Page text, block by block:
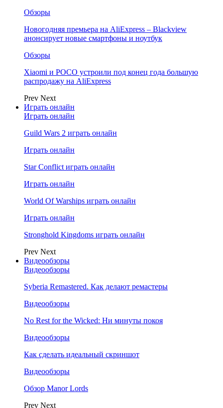
Обзоры
Новогодняя премьера на AliExpress – Blackview
анонсирует новые смартфоны и ноутбук
Обзоры
Xiaomi и POCO устроили под конец года большую
распродажу на AliExpress
Prev Next
Играть онлайн
Играть онлайн
Guild Wars 2 играть онлайн
Играть онлайн
Star Conflict играть онлайн
Играть онлайн
World Of Warships играть онлайн
Играть онлайн
Stronghold Kingdoms играть онлайн
Prev Next
Видеообзоры
Видеообзоры
Syberia Remastered. Как делают ремастеры
Видеообзоры
No Rest for the Wicked: Ни минуты покоя
Видеообзоры
Как сделать идеальный скриншот
Видеообзоры
Обзор Manor Lords
Prev Next